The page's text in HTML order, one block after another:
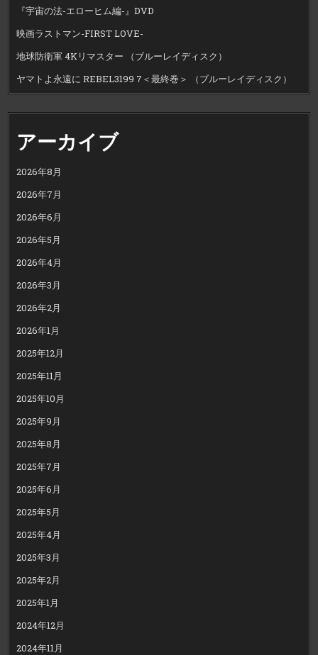
『宇宙の法-エローヒム編-』DVD
映画ラストマン-FIRST LOVE-
地球防衛軍 4Kリマスター （ブルーレイディスク）
ヤマトよ永遠に REBEL3199 7＜最終巻＞ （ブルーレイディスク）
アーカイブ
2026年8月
2026年7月
2026年6月
2026年5月
2026年4月
2026年3月
2026年2月
2026年1月
2025年12月
2025年11月
2025年10月
2025年9月
2025年8月
2025年7月
2025年6月
2025年5月
2025年4月
2025年3月
2025年2月
2025年1月
2024年12月
2024年11月